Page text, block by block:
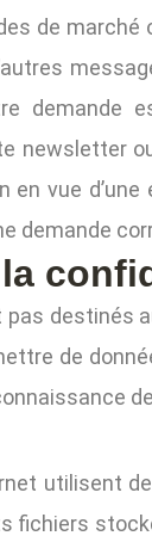
de marché
demande
newsletter
en vue
demande
destinés
de
utilisent
fichiers